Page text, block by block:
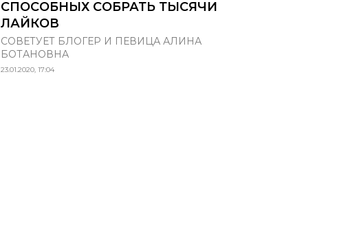
СПОСОБНЫХ СОБРАТЬ ТЫСЯЧИ
ЛАЙКОВ
СОВЕТУЕТ БЛОГЕР И ПЕВИЦА АЛИНА
БОТАНОВНА
23.01.2020, 17:04